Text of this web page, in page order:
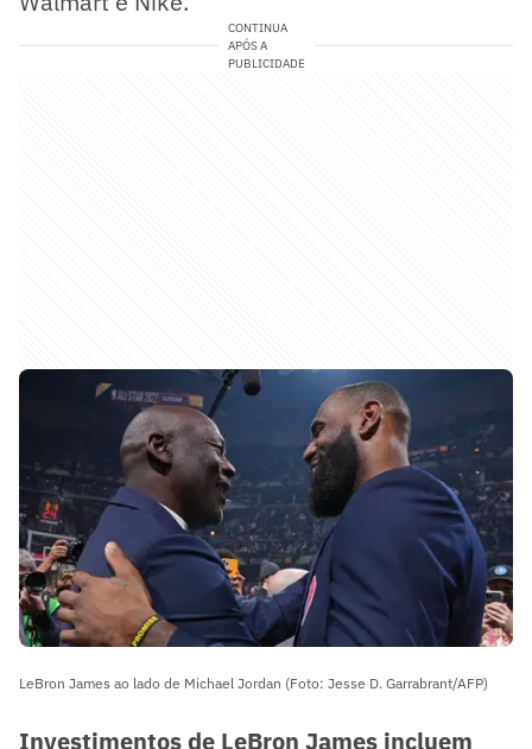
CONTINUA
APÓS A
PUBLICIDADE
LeBron James ao lado de Michael Jordan (Foto: Jesse D. Garrabrant/AFP)
Investimentos de LeBron James incluem